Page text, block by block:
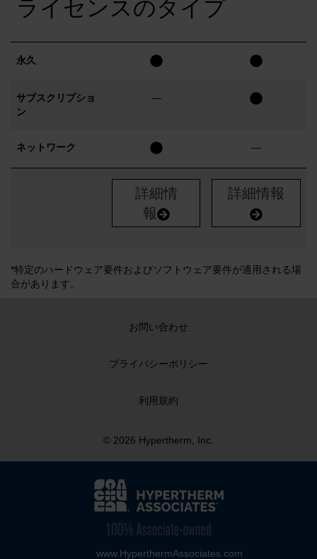
ライセンスのタイプ
永久
サブスクリプショ
ン
—
ネットワーク —
詳細情
報
詳細情報
*特定のハードウェア要件およびソフトウェア要件が適用される場
合があります。
お問い合わせ
プライバシーポリシー
利用規約
© 2026 Hypertherm, Inc.
www.HyperthermAssociates.com